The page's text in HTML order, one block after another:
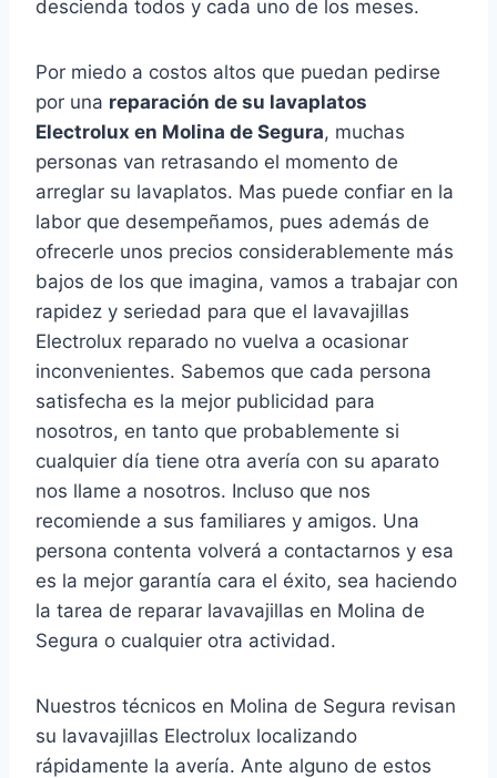
descienda todos y cada uno de los meses.
Por miedo a costos altos que puedan pedirse
por una reparación de su lavaplatos
Electrolux en Molina de Segura, muchas
personas van retrasando el momento de
arreglar su lavaplatos. Mas puede confiar en la
labor que desempeñamos, pues además de
ofrecerle unos precios considerablemente más
bajos de los que imagina, vamos a trabajar con
rapidez y seriedad para que el lavavajillas
Electrolux reparado no vuelva a ocasionar
inconvenientes. Sabemos que cada persona
satisfecha es la mejor publicidad para
nosotros, en tanto que probablemente si
cualquier día tiene otra avería con su aparato
nos llame a nosotros. Incluso que nos
recomiende a sus familiares y amigos. Una
persona contenta volverá a contactarnos y esa
es la mejor garantía cara el éxito, sea haciendo
la tarea de reparar lavavajillas en Molina de
Segura o cualquier otra actividad.
Nuestros técnicos en Molina de Segura revisan
su lavavajillas Electrolux localizando
rápidamente la avería. Ante alguno de estos